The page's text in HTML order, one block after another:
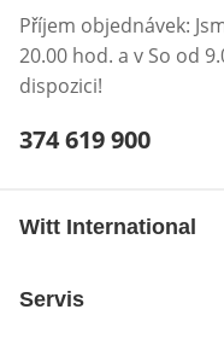
Příjem objednávek:
20.00 hod. a v So od
dispozici!
Telefonní číslo:
374 619 900
Witt International
Servis